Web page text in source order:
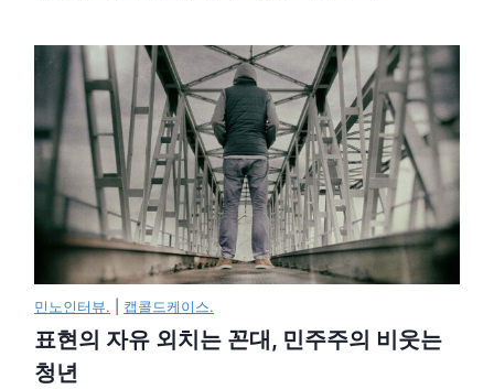
민노인터뷰. 캡콜드케이스.
표현의 자유 외치는 꼰대, 민주주의 비웃는
청년